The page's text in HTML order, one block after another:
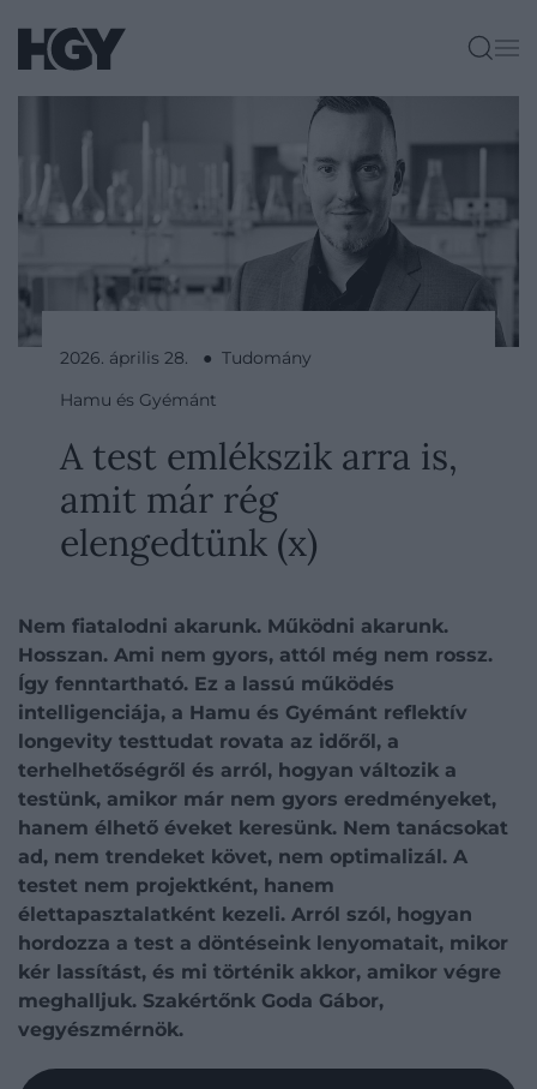
2026. április 28. ● Tudomány
Hamu és Gyémánt
A test emlékszik arra is,
amit már rég
elengedtünk (x)
Nem fiatalodni akarunk. Működni akarunk.
Hosszan. Ami nem gyors, attól még nem rossz.
Így fenntartható. Ez a lassú működés
intelligenciája, a Hamu és Gyémánt reflektív
longevity testtudat rovata az időről, a
terhelhetőségről és arról, hogyan változik a
testünk, amikor már nem gyors eredményeket,
hanem élhető éveket keresünk. Nem tanácsokat
ad, nem trendeket követ, nem optimalizál. A
testet nem projektként, hanem
élettapasztalatként kezeli. Arról szól, hogyan
hordozza a test a döntéseink lenyomatait, mikor
kér lassítást, és mi történik akkor, amikor végre
meghalljuk. Szakértőnk Goda Gábor,
vegyészmérnök.